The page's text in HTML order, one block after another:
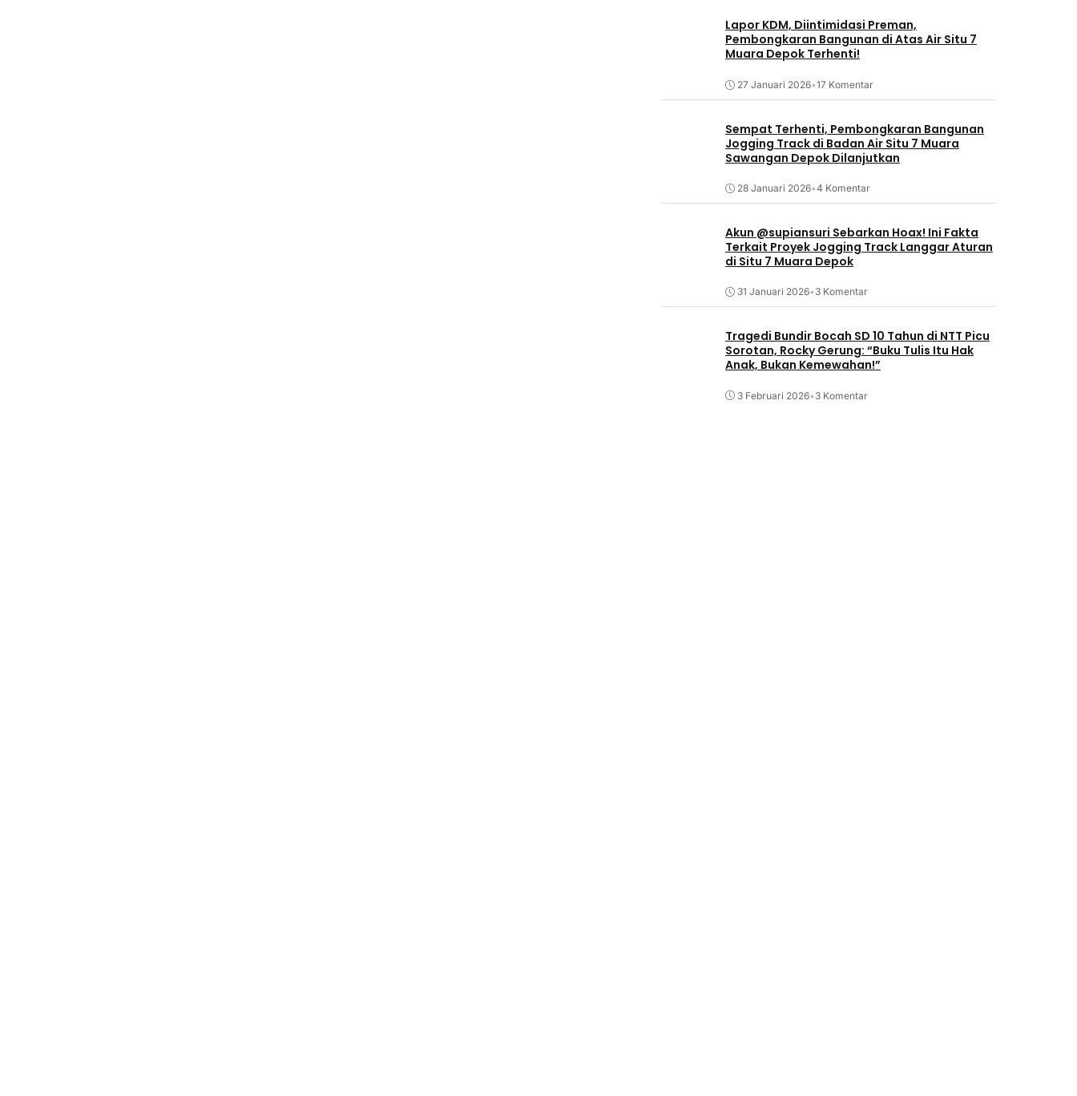
Lapor KDM, Diintimidasi Preman,
Pembongkaran Bangunan di Atas Air Situ 7
Muara Depok Terhenti!
27 Januari 2026•17 Komentar
Sempat Terhenti, Pembongkaran Bangunan
Jogging Track di Badan Air Situ 7 Muara
Sawangan Depok Dilanjutkan
28 Januari 2026•4 Komentar
Akun @supiansuri Sebarkan Hoax! Ini Fakta
Terkait Proyek Jogging Track Langgar Aturan
di Situ 7 Muara Depok
31 Januari 2026• 3 Komentar
Tragedi Bundir Bocah SD 10 Tahun di NTT Picu
Sorotan, Rocky Gerung: “Buku Tulis Itu Hak
Anak, Bukan Kemewahan!”
3 Februari 2026• 3 Komentar